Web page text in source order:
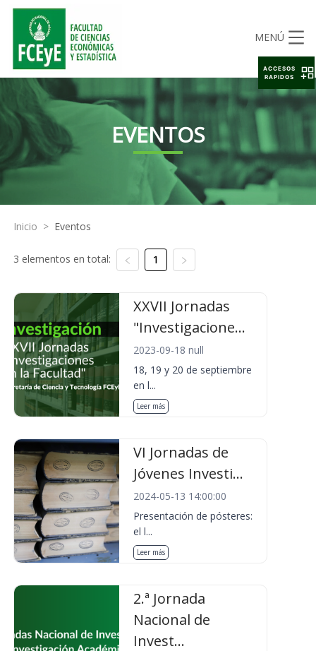
MENÚ
EVENTOS
Inicio > Eventos
3 elementos en total: 1
XXVII Jornadas
"Investigacione...
2023-09-18 null
18, 19 y 20 de septiembre
en l...
Leer más
VI Jornadas de
Jóvenes Investi...
2024-05-13 14:00:00
Presentación de pósteres:
el l...
Leer más
2.ª Jornada
Nacional de
Invest...
ACCESOS
RAPIDOS